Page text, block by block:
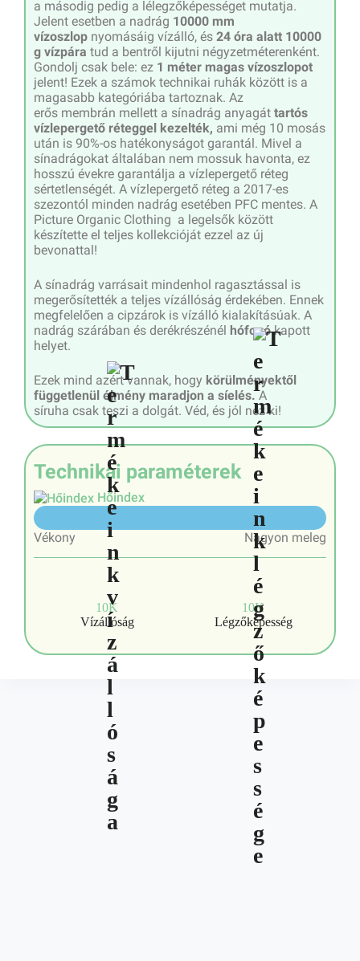
a másodig pedig a lélegzőképességet mutatja.
Jelent esetben a nadrág 10000 mm
vízoszlop nyomásáig vízálló, és 24 óra alatt 10000
g vízpára tud a bentről kijutni négyzetméterenként.
Gondolj csak bele: ez 1 méter magas vízoszlopot
jelent! Ezek a számok technikai ruhák között is a
magasabb kategóriába tartoznak. Az
erős membrán mellett a sínadrág anyagát tartós
vízlepergető réteggel kezelték, ami még 10 mosás
után is 90%-os hatékonyságot garantál. Mivel a
sínadrágokat általában nem mossuk havonta, ez
hosszú évekre garantálja a vízlepergető réteg
sértetlenségét. A vízlepergető réteg a 2017-es
szezontól minden nadrág esetében PFC mentes. A
Picture Organic Clothing a legelsők között
készítette el teljes kollekcióját ezzel az új
bevonattal!
A sínadrág varrásait mindenhol ragasztással is
megerősítették a teljes vízállóság érdekében. Ennek
megfelelően a cipzárok is vízálló kialakításúak. A
nadrág szárában és derékrészénél hófogókapott
helyet.
Ezek mind azért vannak, hogy körülményektől
függetlenül élmény maradjon a síelés.A
síruha csak teszi a dolgát. Véd, és jól néz ki!
Technikai paraméterek
Hőindex
Vékony Nagyon meleg
10K
Vízállóság
10K
Légzőképesség